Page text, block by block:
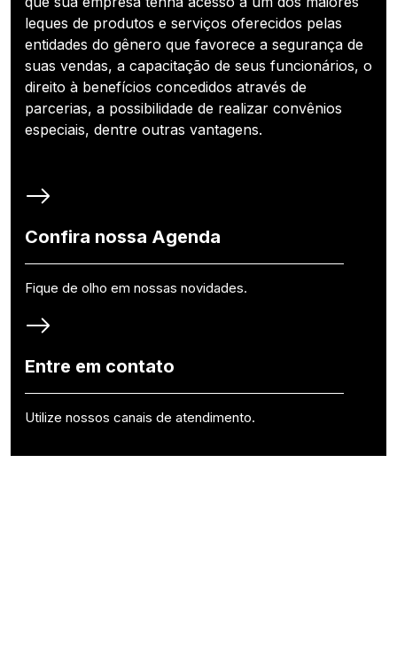
leques de produtos e serviços oferecidos pelas
entidades do gênero que favorece a segurança de
suas vendas, a capacitação de seus funcionários, o
direito à benefícios concedidos através de
parcerias, a possibilidade de realizar convênios
especiais, dentre outras vantagens.
Confira nossa Agenda
Fique de olho em nossas novidades.
Entre em contato
Utilize nossos canais de atendimento.